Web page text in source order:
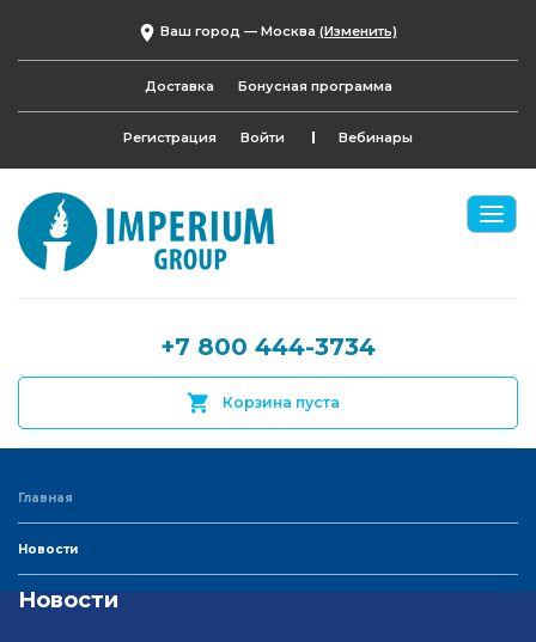
Ваш город — Москва (Изменить)
Доставка Бонусная программа
Регистрация Войти Вебинары
+7 800 444-3734
Корзина пуста
Главная
Новости
Новости